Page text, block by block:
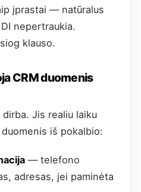
įprastai — natūralus
nepertraukia.
klauso.
CRM duomenis
dirba. Jis realiu laiku
iš pokalbio:
— telefono
adresas, jei paminėta